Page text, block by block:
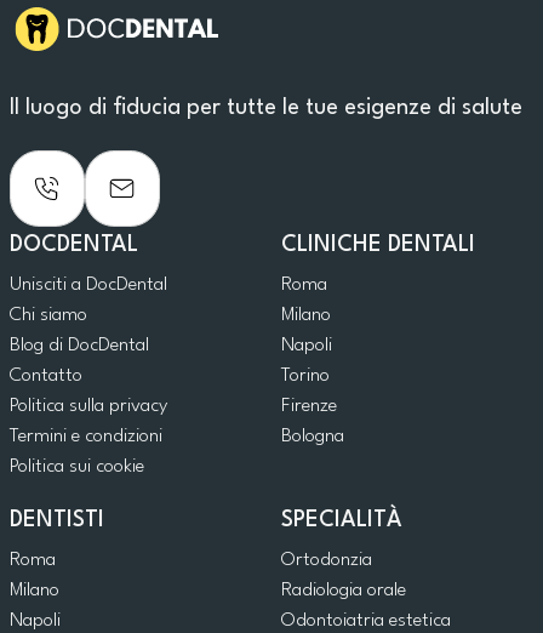
Il luogo di fiducia per tutte le tue esigenze di salute
DOCDENTAL
Unisciti a DocDental
Chi siamo
Blog di DocDental
Contatto
Politica sulla privacy
Termini e condizioni
Politica sui cookie
CLINICHE DENTALI
Roma
Milano
Napoli
Torino
Firenze
Bologna
DENTISTI
Roma
Milano
Napoli
SPECIALITÀ
Ortodonzia
Radiologia orale
Odontoiatria estetica